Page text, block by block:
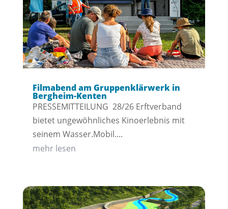
Filmabend am Gruppenklärwerk in
Bergheim-Kenten
PRESSEMITTEILUNG 28/26 Erftverband
bietet ungewöhnliches Kinoerlebnis mit
seinem Wasser.Mobil....
mehr lesen